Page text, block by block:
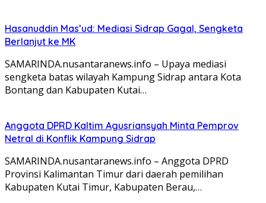
Hasanuddin Mas’ud: Mediasi Sidrap Gagal, Sengketa
Berlanjut ke MK
SAMARINDA.nusantaranews.info – Upaya mediasi
sengketa batas wilayah Kampung Sidrap antara Kota
Bontang dan Kabupaten Kutai…
Anggota DPRD Kaltim Agusriansyah Minta Pemprov
Netral di Konflik Kampung Sidrap
SAMARINDA.nusantaranews.info – Anggota DPRD
Provinsi Kalimantan Timur dari daerah pemilihan
Kabupaten Kutai Timur, Kabupaten Berau,…